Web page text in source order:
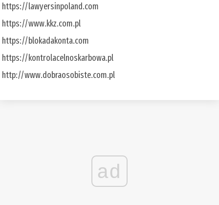
https://lawyersinpoland.com
https://www.kkz.com.pl
https://blokadakonta.com
https://kontrolacelnoskarbowa.pl
http://www.dobraosobiste.com.pl
ad